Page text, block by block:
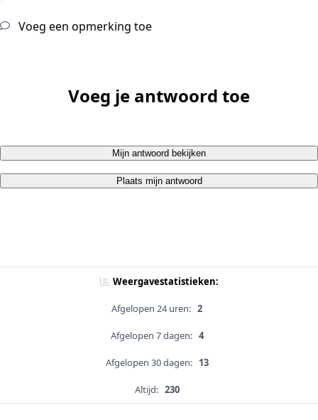
Voeg een opmerking toe
Voeg je antwoord toe
Mijn antwoord bekijken
Plaats mijn antwoord
Weergavestatistieken:
Afgelopen 24 uren: 2
Afgelopen 7 dagen: 4
Afgelopen 30 dagen: 13
Altijd: 230